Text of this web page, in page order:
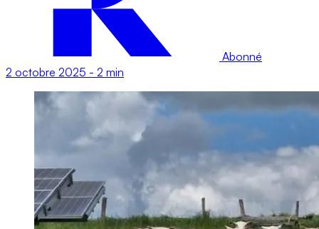
Abonné
2 octobre 2025 - 2 min